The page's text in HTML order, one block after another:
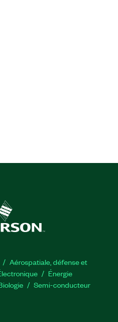
Aérospatiale, défense et
Énergie​
Semi-conducteur